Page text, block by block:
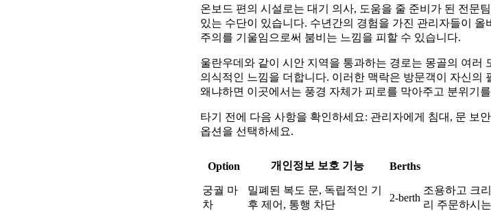
온보드 편의 시설로는 대기 의사, 도움을 줄 준비가 된 전문
있는 수단이 있습니다. 수년간의 경험을 가진 관리자들이
주의를 기울임으로써 붐비는 느낌을 피할 수 있습니다.
울란우데와 같이 시안 지역을 통과하는 경로는 몽골의 여러
의식적인 느낌을 더합니다. 이러한 맥락은 방문객이 자신의
왜냐하면 이곳에서는 풍경 자체가 피로를 막아주고 분위기
타기 전에 다음 사항을 확인하세요: 관리자에게 침대, 문 보
옵션을 선택하세요.
Option 개인정보 보호 기능 Berths
궁궐 마
차
밀폐된 복도 문, 독립적인 기
후 제어, 통행 차단
2-berth
조용하고 크
리 주문하시